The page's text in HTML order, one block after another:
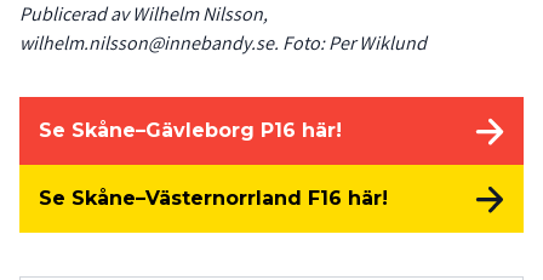
Publicerad av Wilhelm Nilsson,
wilhelm.nilsson@innebandy.se. Foto: Per Wiklund
Se Skåne–Gävleborg P16 här!
Se Skåne–Västernorrland F16 här!